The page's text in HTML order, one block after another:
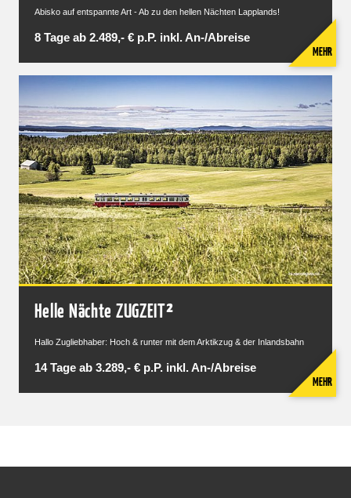
Abisko auf entspannte Art - Ab zu den hellen Nächten Lapplands!
8 Tage ab 2.489,- € p.P. inkl. An-/Abreise
MEHR
Helle Nächte ZUGZEIT²
Hallo Zugliebhaber: Hoch & runter mit dem Arktikzug & der Inlandsbahn
14 Tage ab 3.289,- € p.P. inkl. An-/Abreise
MEHR